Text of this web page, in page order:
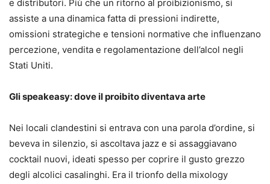
e distributori. Più che un ritorno al proibizionismo, si
assiste a una dinamica fatta di pressioni indirette,
omissioni strategiche e tensioni normative che influenzano
percezione, vendita e regolamentazione dell’alcol negli
Stati Uniti.
Gli speakeasy: dove il proibito diventava arte
Nei locali clandestini si entrava con una parola d’ordine, si
beveva in silenzio, si ascoltava jazz e si assaggiavano
cocktail nuovi, ideati spesso per coprire il gusto grezzo
degli alcolici casalinghi. Era il trionfo della mixology